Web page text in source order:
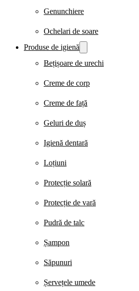
Genunchiere
Ochelari de soare
Produse de igienă
Bețișoare de urechi
Creme de corp
Creme de față
Geluri de duș
Igienă dentară
Loțiuni
Protecție solară
Protecție de vară
Pudră de talc
Șampon
Săpunuri
Șervețele umede